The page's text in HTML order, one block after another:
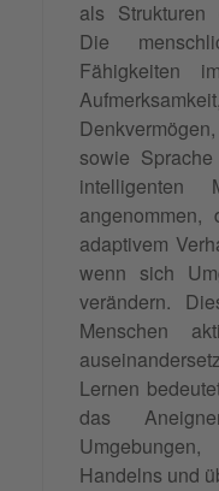
als Strukturen
Die
Fähigkeiten
sowie
intelligenten
adaptivem
wenn sich
verändern.
Menschen
Lernen
das
Handelns und